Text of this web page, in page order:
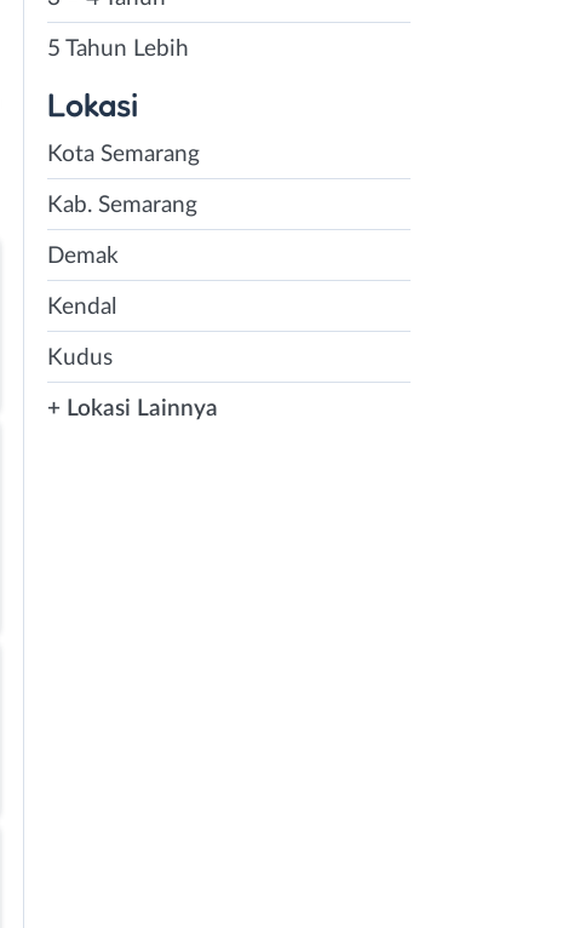
5 Tahun Lebih
Lokasi
Kota Semarang
Kab. Semarang
Demak
Kendal
Kudus
+ Lokasi Lainnya